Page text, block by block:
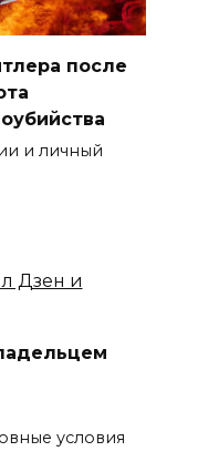
после
и личный
условия